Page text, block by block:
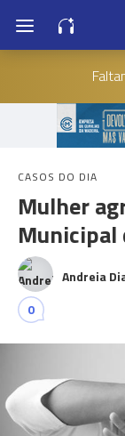
CASOS DO DIA
Mulher
Municipal
Andreia
0